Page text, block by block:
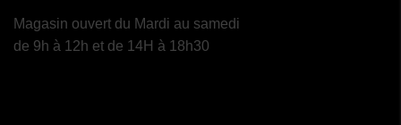
Magasin ouvert du Mardi au samedi
de 9h à 12h et de 14H à 18h30